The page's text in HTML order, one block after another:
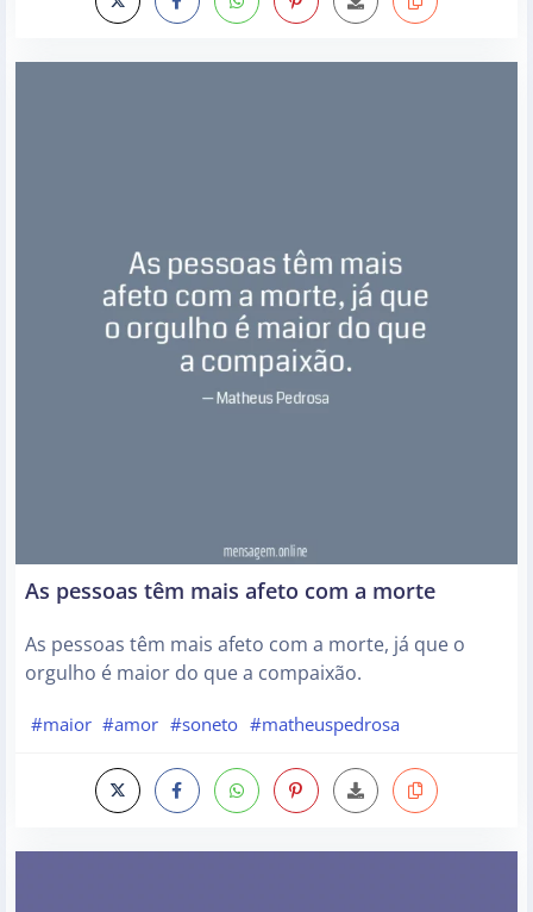
As pessoas têm mais afeto com a morte
As pessoas têm mais afeto com a morte, já que o
orgulho é maior do que a compaixão.
#maior #amor #soneto #matheuspedrosa